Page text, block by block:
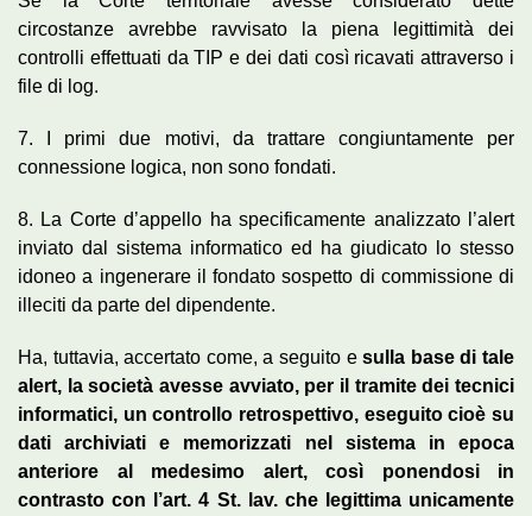
circostanze avrebbe ravvisato la piena legittimità dei
controlli effettuati da TIP e dei dati così ricavati attraverso i
file di log.
7. I primi due motivi, da trattare congiuntamente per
connessione logica, non sono fondati.
8. La Corte d’appello ha specificamente analizzato l’alert
inviato dal sistema informatico ed ha giudicato lo stesso
idoneo a ingenerare il fondato sospetto di commissione di
illeciti da parte del dipendente.
Ha, tuttavia, accertato come, a seguito esulla base di tale
alert, la società avesse avviato, per il tramite dei tecnici
informatici, un controllo retrospettivo, eseguito cioè su
dati archiviati e memorizzati nel sistema in epoca
anteriore al medesimo alert, così ponendosi in
contrasto con l’art. 4 St. lav. che legittima unicamente